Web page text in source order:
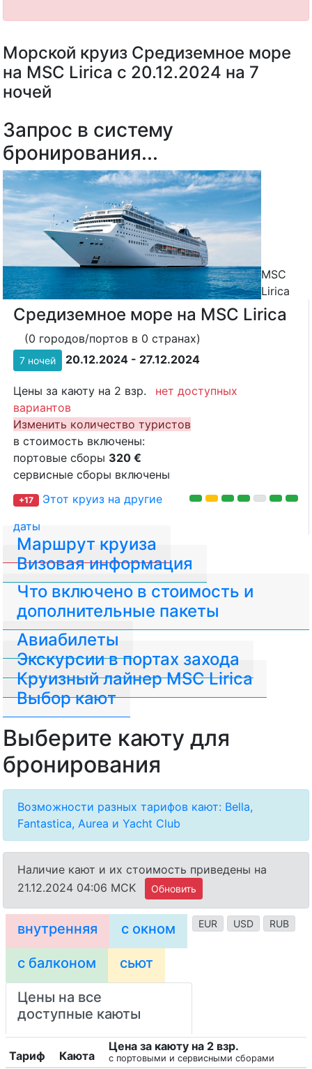
Морской круиз Средиземное море
на MSC Lirica с 20.12.2024 на 7
ночей
MSC
Lirica
Средиземное море на MSC Lirica
(0 городов/портов в 0 странах)
7 ночей 20.12.2024 - 27.12.2024
Цены за каюту на 2 взр.
нет доступных
вариантов
Изменить количество туристов
в стоимость включены:
портовые сборы 320 €
сервисные сборы включены
+17
Этот круиз на другие
даты
Запрос в систему
бронирования...
Маршрут круиза
Визовая информация
Авиабилеты
Что включено в стоимость и
дополнительные пакеты
Экскурсии в портах захода
Круизный лайнер MSC Lirica
Выбор кают
Выберите каюту для
бронирования
Возможности разных тарифов кают: Bella,
Fantastica, Aurea и Yacht Club
Наличие кают и их стоимость приведены на
21.12.2024 04:06 MCK
Обновить
EUR USD RUB
внутренняя с окном
с балконом сьют
Цены на все
доступные каюты
Тариф Каюта
Цена за каюту на 2 взр.
с портовыми и сервисными сборами